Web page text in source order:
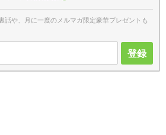
話や、月に一度のメルマガ限定豪華プレゼントも
登録